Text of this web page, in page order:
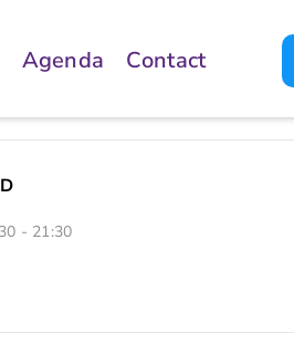
Agenda Contact
- 21:30